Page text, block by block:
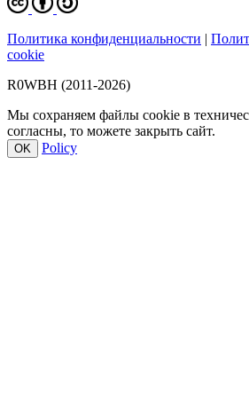
Политика конфиденциальности |
cookie
R0WBH (2011-2026)
Мы сохраняем файлы cookie в
согласны, то можете закрыть сайт.
OK Policy